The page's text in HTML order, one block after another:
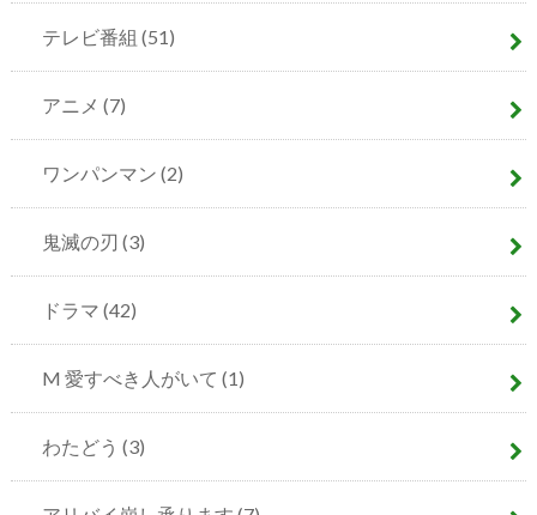
テレビ番組 (51)
アニメ (7)
ワンパンマン (2)
鬼滅の刃 (3)
ドラマ (42)
M 愛すべき人がいて (1)
わたどう (3)